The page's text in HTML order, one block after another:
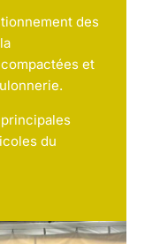
des
et
principales
du